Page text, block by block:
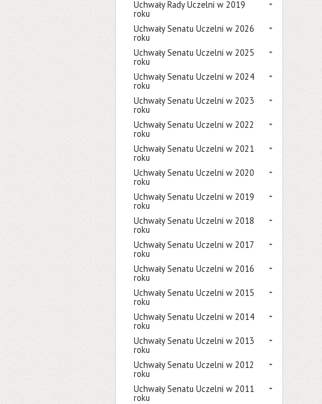
Uchwały Rady Uczelni w 2019
roku
Uchwały Senatu Uczelni w 2026
roku
Uchwały Senatu Uczelni w 2025
roku
Uchwały Senatu Uczelni w 2024
roku
Uchwały Senatu Uczelni w 2023
roku
Uchwały Senatu Uczelni w 2022
roku
Uchwały Senatu Uczelni w 2021
roku
Uchwały Senatu Uczelni w 2020
roku
Uchwały Senatu Uczelni w 2019
roku
Uchwały Senatu Uczelni w 2018
roku
Uchwały Senatu Uczelni w 2017
roku
Uchwały Senatu Uczelni w 2016
roku
Uchwały Senatu Uczelni w 2015
roku
Uchwały Senatu Uczelni w 2014
roku
Uchwały Senatu Uczelni w 2013
roku
Uchwały Senatu Uczelni w 2012
roku
Uchwały Senatu Uczelni w 2011
roku